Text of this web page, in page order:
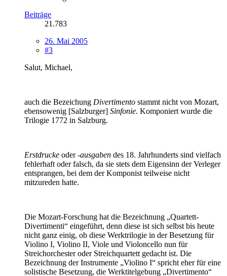
Beiträge
21.783
26. Mai 2005
#3
Salut, Michael,
auch die Bezeichung Divertimento stammt nicht von Mozart,
ebensowenig [Salzburger] Sinfonie. Komponiert wurde die
Trilogie 1772 in Salzburg.
Erstdrucke oder-ausgaben des 18. Jahrhunderts sind vielfach
fehlerhaft oder falsch, da sie stets dem Eigensinn der Verleger
entsprangen, bei dem der Komponist teilweise nicht
mitzureden hatte.
Die Mozart-Forschung hat die Bezeichnung „Quartett-
Divertimenti“ eingeführt, denn diese ist sich selbst bis heute
nicht ganz einig, ob diese Werktrilogie in der Besetzung für
Violino I, Violino II, Viole und Violoncello nun für
Streichorchester oder Streichquartett gedacht ist. Die
Bezeichnung der Instrumente „Violino I“ spricht eher für eine
solistische Besetzung, die Werktitelgebung „Divertimento“